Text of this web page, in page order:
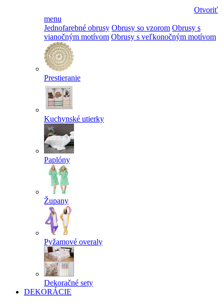
Otvoriť
menu
Jednofarebné obrusy Obrusy so vzorom Obrusy s
vianočným motívom Obrusy s veľkonočným motívom
Prestieranie
Kuchynské utierky
Paplóny
Župany
Pyžamové overaly
Dekoračné sety
DEKORÁCIE